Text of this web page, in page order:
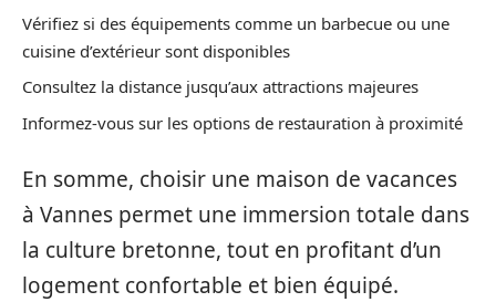
Vérifiez si des équipements comme un barbecue ou une
cuisine d’extérieur sont disponibles
Consultez la distance jusqu’aux attractions majeures
Informez-vous sur les options de restauration à proximité
En somme, choisir une maison de vacances
à Vannes permet une immersion totale dans
la culture bretonne, tout en profitant d’un
logement confortable et bien équipé.